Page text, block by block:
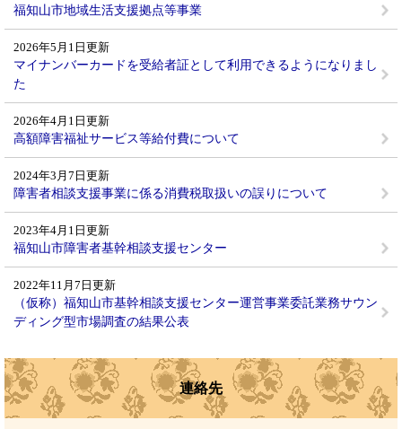
福知山市地域生活支援拠点等事業
2026年5月1日更新
マイナンバーカードを受給者証として利用できるようになりまし
た
2026年4月1日更新
高額障害福祉サービス等給付費について
2024年3月7日更新
障害者相談支援事業に係る消費税取扱いの誤りについて
2023年4月1日更新
福知山市障害者基幹相談支援センター
2022年11月7日更新
（仮称）福知山市基幹相談支援センター運営事業委託業務サウン
ディング型市場調査の結果公表
連絡先